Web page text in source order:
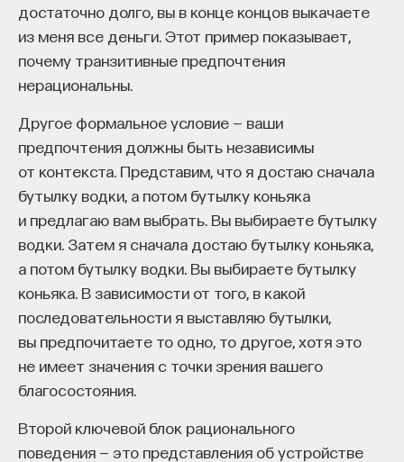
достаточно долго, вы в конце концов выкачаете
из меня все деньги. Этот пример показывает,
почему транзитивные предпочтения
нерациональны.
Другое формальное условие — ваши
предпочтения должны быть независимы
от контекста. Представим, что я достаю сначала
бутылку водки, а потом бутылку коньяка
и предлагаю вам выбрать. Вы выбираете бутылку
водки. Затем я сначала достаю бутылку коньяка,
а потом бутылку водки. Вы выбираете бутылку
коньяка. В зависимости от того, в какой
последовательности я выставляю бутылки,
вы предпочитаете то одно, то другое, хотя это
не имеет значения с точки зрения вашего
благосостояния.
Второй ключевой блок рационального
поведения — это представления об устройстве